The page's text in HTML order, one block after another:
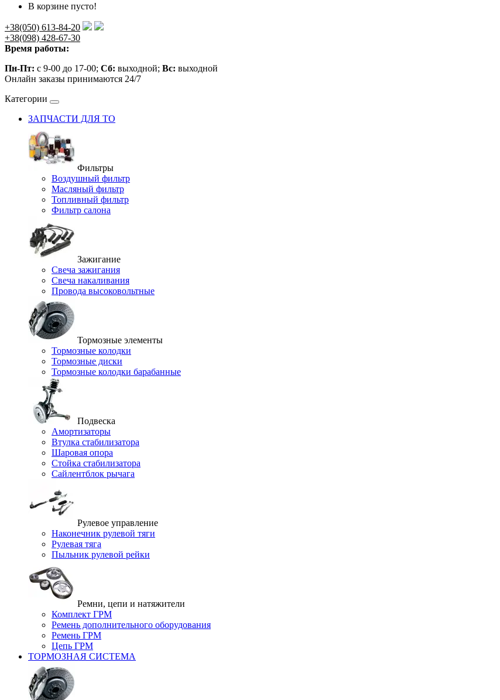
В корзине пусто!
+38(050) 613-84-20
+38(098) 428-67-30
Время работы:
Пн-Пт: с 9-00 до 17-00; Сб: выходной; Вс: выходной
Онлайн заказы принимаются 24/7
Категории
ЗАПЧАСТИ ДЛЯ ТО
Фильтры
Воздушный фильтр
Масляный фильтр
Топливный фильтр
Фильтр салона
Зажигание
Свеча зажигания
Свеча накаливания
Провода высоковольтные
Тормозные элементы
Тормозные колодки
Тормозные диски
Тормозные колодки барабанные
Подвеска
Амортизаторы
Втулка стабилизатора
Шаровая опора
Стойка стабилизатора
Сайлентблок рычага
Рулевое управление
Наконечник рулевой тяги
Рулевая тяга
Пыльник рулевой рейки
Ремни, цепи и натяжители
Комплект ГРМ
Ремень дополнительного оборудования
Ремень ГРМ
Цепь ГРМ
ТОРМОЗНАЯ СИСТЕМА